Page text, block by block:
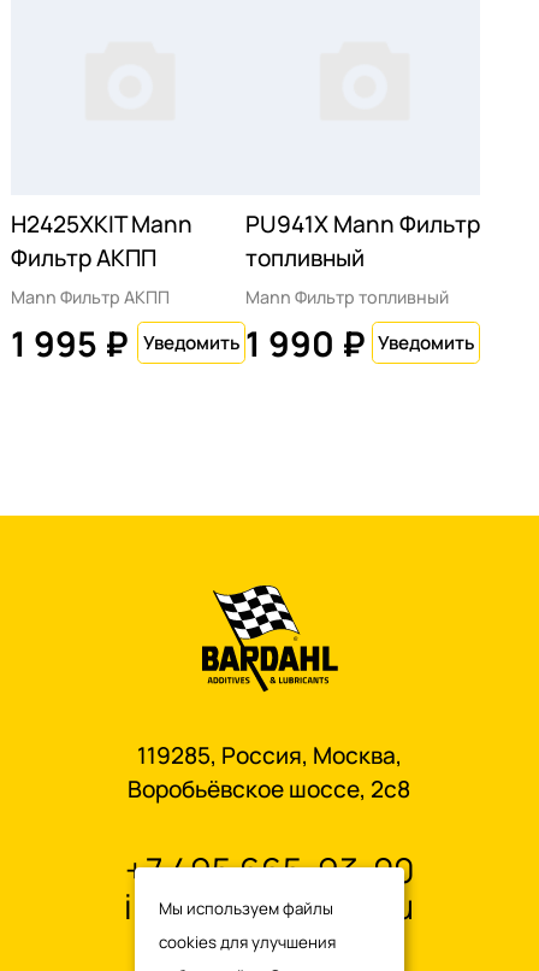
H2425XKIT Mann
Фильтр АКПП
Mann Фильтр АКПП
1 995 ₽
PU941X Mann Фильтр
топливный
Mann Фильтр топливный
1 990 ₽
119285, Россия, Москва,
Воробьёвское шоссе, 2с8
+7 495 665-93-00
info@oilbardahl.ru
Мы используем файлы
cookies для улучшения